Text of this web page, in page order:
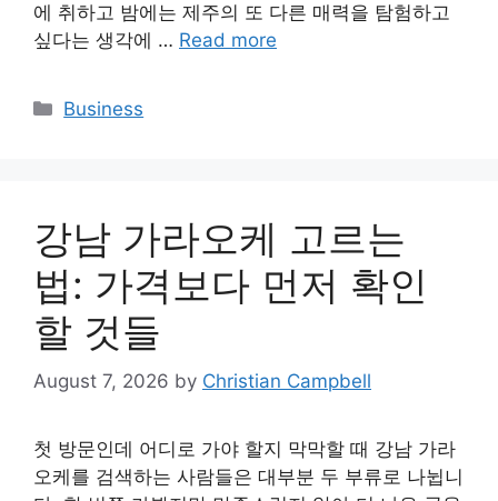
에 취하고 밤에는 제주의 또 다른 매력을 탐험하고
싶다는 생각에 … Read more
Categories
Business
강남 가라오케 고르는
법: 가격보다 먼저 확인
할 것들
August 7, 2026 by Christian Campbell
첫 방문인데 어디로 가야 할지 막막할 때 강남 가라
오케를 검색하는 사람들은 대부분 두 부류로 나뉩니